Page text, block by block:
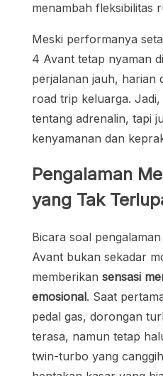
menambah fleksibilitas
Meski performanya
4 Avant tetap nyaman
perjalanan jauh, harian
road trip keluarga.
tentang adrenalin, tapi
kenyamanan dan
Pengalaman
yang Tak
Bicara soal
Avant bukan sekadar
memberikan sensasi
emosional. Saat
pedal gas, dorongan
terasa, namun tetap
twin-turbo yang